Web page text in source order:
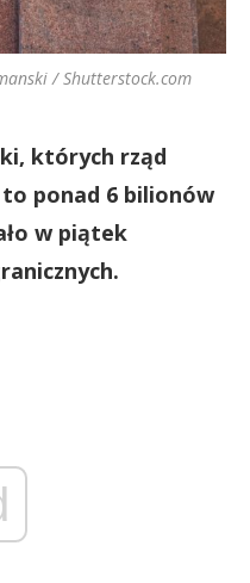
/ Shutterstock.com
których rząd
ponad 6 bilionów
w piątek